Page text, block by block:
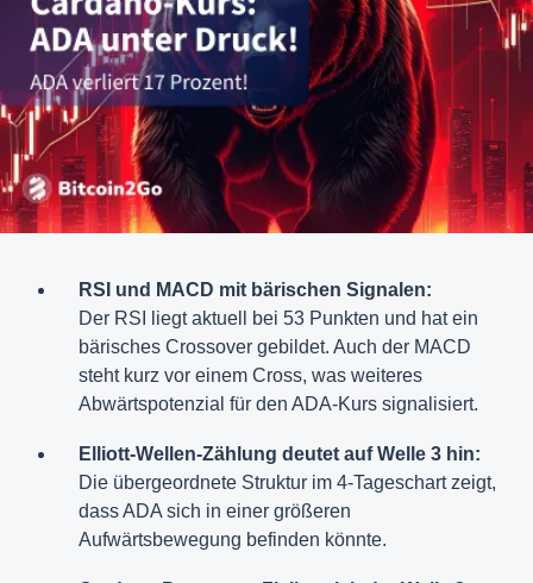
RSI und MACD mit bärischen Signalen:
Der RSI liegt aktuell bei 53 Punkten und hat ein
bärisches Crossover gebildet. Auch der MACD
steht kurz vor einem Cross, was weiteres
Abwärtspotenzial für den ADA-Kurs signalisiert.
Elliott-Wellen-Zählung deutet auf Welle 3 hin:
Die übergeordnete Struktur im 4-Tageschart zeigt,
dass ADA sich in einer größeren
Aufwärtsbewegung befinden könnte.